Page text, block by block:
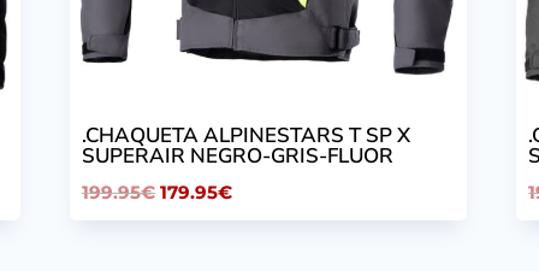
.CHAQUETA ALPINESTARS T SP X
SUPERAIR NEGRO-GRIS-FLUOR
199.95€ El
precio
179.95€El
precio